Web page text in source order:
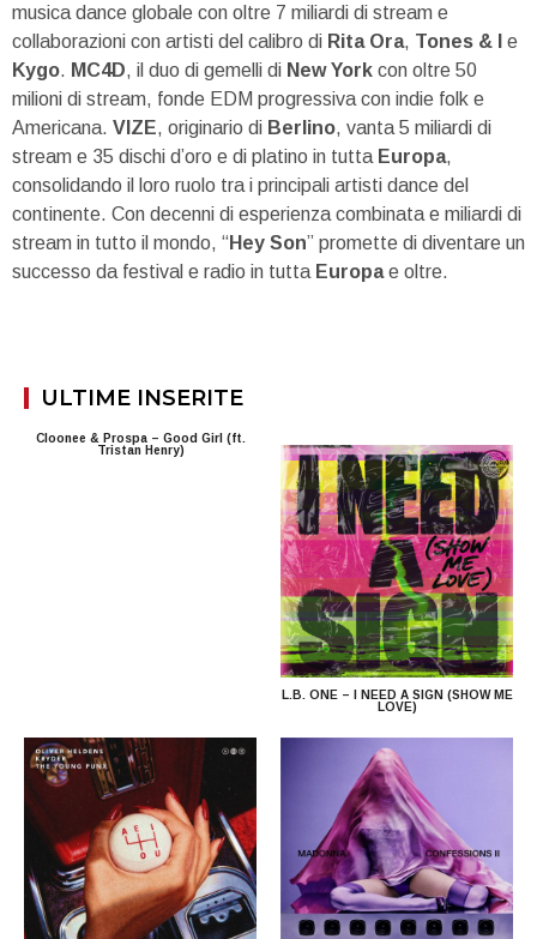
musica dance globale con oltre 7 miliardi di stream e
collaborazioni con artisti del calibro di Rita Ora, Tones & I
e
Kygo. MC4D, il duo di gemelli di New York con oltre 50
milioni di stream, fonde EDM progressiva con indie folk e
Americana. VIZE, originario di Berlino, vanta 5 miliardi di
stream e 35 dischi d’oro e di platino in tutta Europa,
consolidando il loro ruolo tra i principali artisti dance del
continente. Con decenni di esperienza combinata e miliardi di
stream in tutto il mondo, “Hey Son” promette di diventare un
successo da festival e radio in tutta Europae oltre.
ULTIME INSERITE
Cloonee & Prospa – Good Girl (ft.
Tristan Henry)
L.B. ONE – I NEED A SIGN (SHOW ME
LOVE)